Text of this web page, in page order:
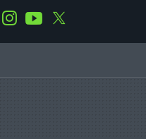
TelegramInstagramYoutube